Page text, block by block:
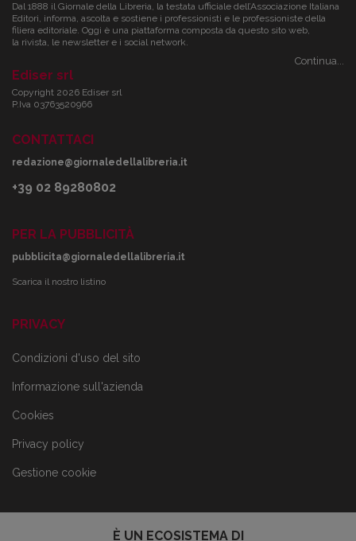
Dal 1888 il Giornale della Libreria, la testata ufficiale dell’Associazione Italiana
Editori, informa, ascolta e sostiene i professionisti e le professioniste della
filiera editoriale. Oggi è una piattaforma composta da questo sito web,
la rivista, le newsletter e i social network.
Continua...
Ediser srl
Copyright 2026 Ediser srl
P.Iva 03763520966
CONTATTACI
redazione@giornaledellalibreria.it
+39 02 89280802
PER LA PUBBLICITÀ
pubblicita@giornaledellalibreria.it
Scarica il nostro listino
PRIVACY
Condizioni d'uso del sito
Informazione sull'azienda
Cookies
Privacy policy
Gestione cookie
È UN ECOSISTEMA DI